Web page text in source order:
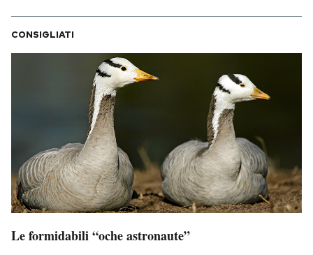
CALENDARIO
AREA PERSONALE
Area Personale
Newsletter
Notifiche mobile
Regala il Post
Hai bisogno di aiuto?
Esci
CONSIGLIATI
Le formidabili “oche astronaute”